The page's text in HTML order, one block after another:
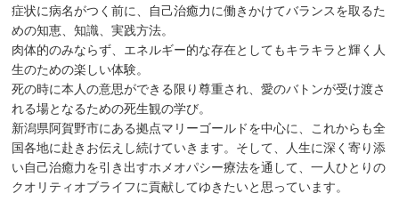
症状に病名がつく前に、自己治癒力に働きかけてバランスを取るた
めの知恵、知識、実践方法。
肉体的のみならず、エネルギー的な存在としてもキラキラと輝く人
生のための楽しい体験。
死の時に本人の意思ができる限り尊重され、愛のバトンが受け渡さ
れる場となるための死生観の学び。
新潟県阿賀野市にある拠点マリーゴールドを中心に、これからも全
国各地に赴きお伝えし続けていきます。そして、人生に深く寄り添
い自己治癒力を引き出すホメオパシー療法を通して、一人ひとりの
クオリティオブライフに貢献してゆきたいと思っています。